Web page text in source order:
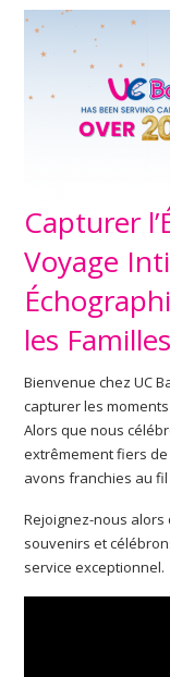
Capturer
Voyage
les
Bienvenue chez UC
capturer les
Alors que nous
extrêmement fiers
avons franchies au
Rejoignez-nous
souvenirs et
service exceptionnel.